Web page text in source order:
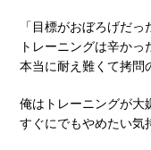
「目標がおぼろげだっ
トレーニングは辛かっ
本当に耐え難くて拷問
俺はトレーニングが大
すぐにでもやめたい気